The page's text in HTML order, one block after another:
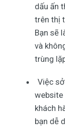
dấu ấn
trên thị
Bạn sẽ
và
trùng
Việc
website
khách
bạn dễ